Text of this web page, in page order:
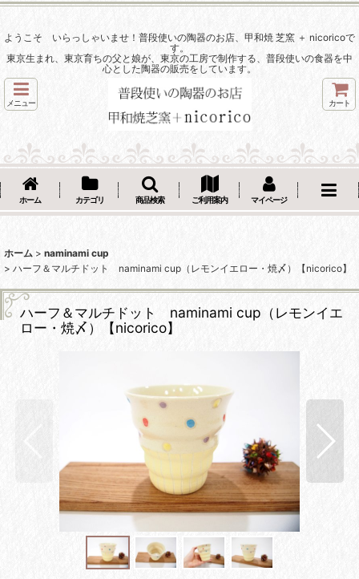
ようこそ いらっしゃいませ！普段使いの陶器のお店、甲和焼 芝窯 ＋ nicoricoで
す。
東京生まれ、東京育ちの父と娘が、東京の工房で制作する、普段使いの食器を中
心とした陶器の販売をしています。
メニュー カート
ホーム カテゴリ 商品検索 ご利用案内 マイページ
ホーム > naminami cup
> ハーフ＆マルチドット naminami cup（レモンイエロー・焼〆）【nicorico】
ハーフ＆マルチドット naminami cup（レモンイエ
ロー・焼〆）【nicorico】